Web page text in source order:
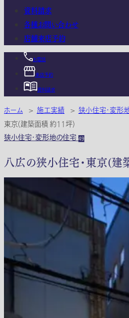
資料請求
各種お問い合わせ
店舗来店予約
お電話
来店予約
資料請求
ホーム > 施工実績 > 狭小住宅・変形
東京(建築面積 約11坪)
狭小住宅・変形地の住宅49
八広の狭小住宅・東京(